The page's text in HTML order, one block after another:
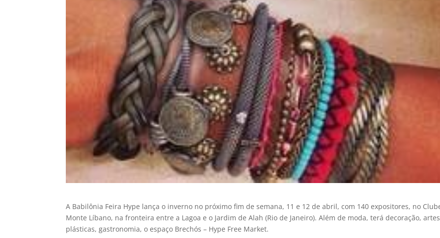
A Babilônia Feira Hype lança o inverno no próximo fim de semana, 11 e 12 de abril, com 140 expositores, no
Monte Lí­bano, na fronteira entre a Lagoa e o Jardim de Alah (Rio de Janeiro). Além de moda, terá decoração, artes
plásticas, gastronomia, o espaço Brechós – Hype Free Market.